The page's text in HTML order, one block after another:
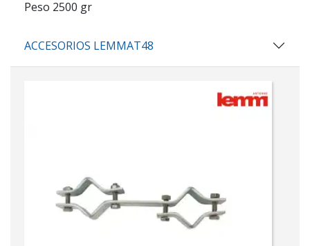
Peso 2500 gr
ACCESORIOS LEMMAT48